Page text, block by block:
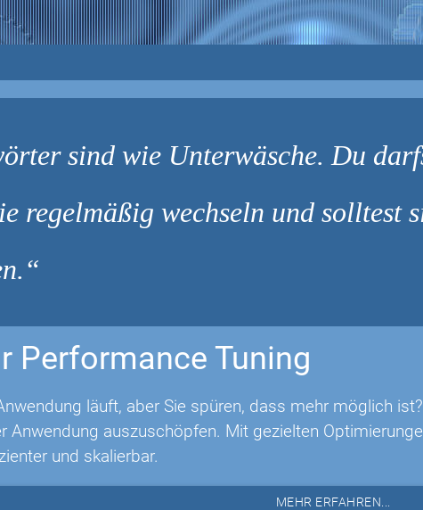
sind wie Unterwäsche. Du
regelmäßig wechseln und solltest
Performance Tuning
läuft, aber Sie spüren, dass mehr möglich
Anwendung auszuschöpfen. Mit gezielten
und skalierbar.
MEHR ERFAHREN...